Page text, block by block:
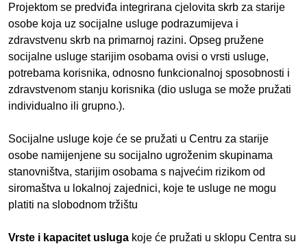
Projektom se predviđa integrirana cjelovita skrb za starije
osobe koja uz socijalne usluge podrazumijeva i
zdravstvenu skrb na primarnoj razini. Opseg pružene
socijalne usluge starijim osobama ovisi o vrsti usluge,
potrebama korisnika, odnosno funkcionalnoj sposobnosti i
zdravstvenom stanju korisnika (dio usluga se može pružati
individualno ili grupno.).
Socijalne usluge koje će se pružati u Centru za starije
osobe namijenjene su socijalno ugroženim skupinama
stanovništva, starijim osobama s najvećim rizikom od
siromaštva u lokalnoj zajednici, koje te usluge ne mogu
platiti na slobodnom tržištu
Vrste i kapacitet usluga koje će pružati u sklopu Centra su